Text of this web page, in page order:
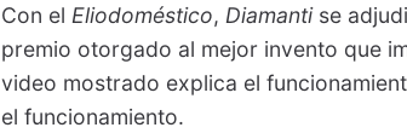
Con el Eliodoméstico, Diamantise
premio otorgado al mejor invento que
video mostrado explica el
el funcionamiento.